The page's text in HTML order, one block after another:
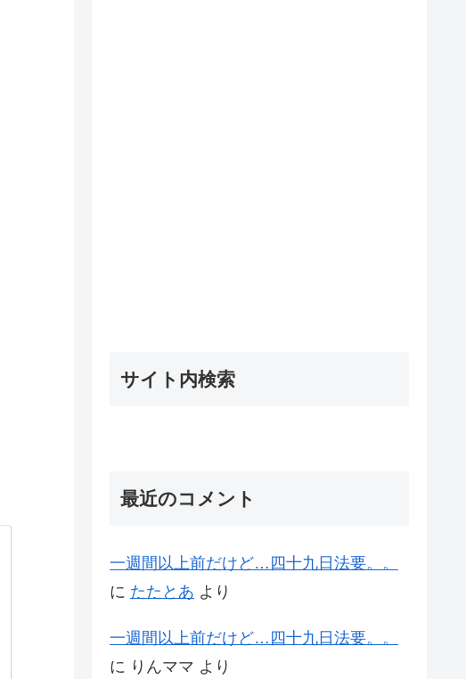
サイト内検索
最近のコメント
一週間以上前だけど…四十九日法要。。
に たたとあ より
一週間以上前だけど…四十九日法要。。
に りんママ より